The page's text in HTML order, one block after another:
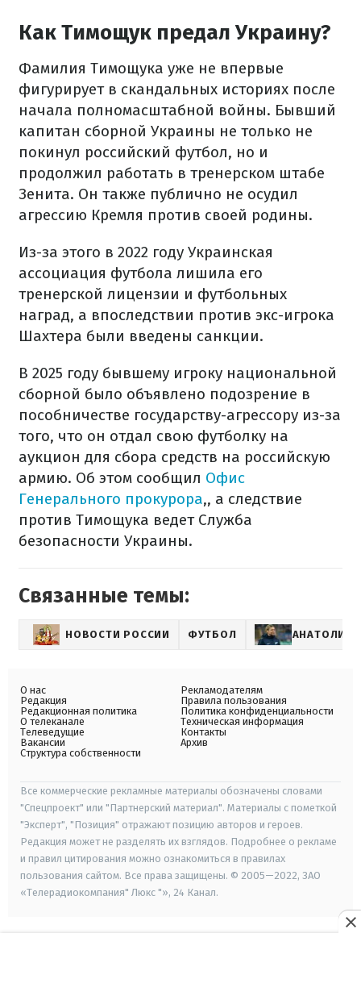
Как Тимощук предал Украину?
Фамилия Тимощука уже не впервые
фигурирует в скандальных историях после
начала полномасштабной войны. Бывший
капитан сборной Украины не только не
покинул российский футбол, но и
продолжил работать в тренерском штабе
Зенита. Он также публично не осудил
агрессию Кремля против своей родины.
Из-за этого в 2022 году Украинская
ассоциация футбола лишила его
тренерской лицензии и футбольных
наград, а впоследствии против экс-игрока
Шахтера были введены санкции.
В 2025 году бывшему игроку национальной
сборной было объявлено подозрение в
пособничестве государству-агрессору из-за
того, что он отдал свою футболку на
аукцион для сбора средств на российскую
армию. Об этом сообщил Офис
Генерального прокурора,, а следствие
против Тимощука ведет Служба
безопасности Украины.
Связанные темы:
НОВОСТИ РОССИИ ФУТБОЛ АНАТОЛИЙ
О нас
Редакция
Редакционная политика
О телеканале
Телеведущие
Вакансии
Структура собственности
Рекламодателям
Правила пользования
Политика конфиденциальности
Техническая информация
Контакты
Архив
Все коммерческие рекламные материалы обозначены словами
"Спецпроект" или "Партнерский материал". Материалы с пометкой
"Эксперт", "Позиция" отражают позицию авторов и героев.
Редакция может не разделять их взглядов. Подробнее о рекламе
и правил цитирования можно ознакомиться в правилах
пользования сайтом. Все права защищены. © 2005—2022, ЗАО
«Телерадиокомпания" Люкс "», 24 Канал.